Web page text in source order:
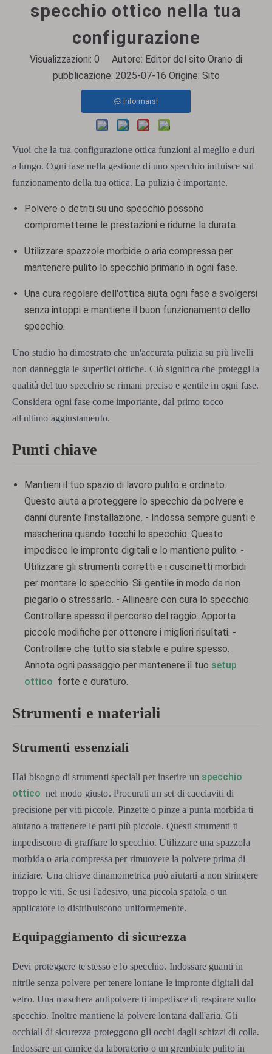
specchio ottico nella tua
configurazione
Visualizzazioni: 0 Autore: Editor del sito Orario di
pubblicazione: 2025-07-16 Origine: Sito
Informarsi
Vuoi che la tua configurazione ottica funzioni al meglio e duri
a lungo. Ogni fase nella gestione di uno specchio influisce sul
funzionamento della tua ottica. La pulizia è importante.
Polvere o detriti su uno specchio possono
comprometterne le prestazioni e ridurne la durata.
Utilizzare spazzole morbide o aria compressa per
mantenere pulito lo specchio primario in ogni fase.
Una cura regolare dell'ottica aiuta ogni fase a svolgersi
senza intoppi e mantiene il buon funzionamento dello
specchio.
Uno studio ha dimostrato che un'accurata pulizia su più livelli
non danneggia le superfici ottiche. Ciò significa che proteggi la
qualità del tuo specchio se rimani preciso e gentile in ogni fase.
Considera ogni fase come importante, dal primo tocco
all'ultimo aggiustamento.
Punti chiave
Mantieni il tuo spazio di lavoro pulito e ordinato.
Questo aiuta a proteggere lo specchio da polvere e
danni durante l'installazione. - Indossa sempre guanti e
mascherina quando tocchi lo specchio. Questo
impedisce le impronte digitali e lo mantiene pulito. -
Utilizzare gli strumenti corretti e i cuscinetti morbidi
per montare lo specchio. Sii gentile in modo da non
piegarlo o stressarlo. - Allineare con cura lo specchio.
Controllare spesso il percorso del raggio. Apporta
piccole modifiche per ottenere i migliori risultati. -
Controllare che tutto sia stabile e pulire spesso.
Annota ogni passaggio per mantenere il tuo setup
ottico forte e duraturo.
Strumenti e materiali
Strumenti essenziali
Hai bisogno di strumenti speciali per inserire un specchio
ottico nel modo giusto. Procurati un set di cacciaviti di
precisione per viti piccole. Pinzette o pinze a punta morbida ti
aiutano a trattenere le parti più piccole. Questi strumenti ti
impediscono di graffiare lo specchio. Utilizzare una spazzola
morbida o aria compressa per rimuovere la polvere prima di
iniziare. Una chiave dinamometrica può aiutarti a non stringere
troppo le viti. Se usi l'adesivo, una piccola spatola o un
applicatore lo distribuiscono uniformemente.
Equipaggiamento di sicurezza
Devi proteggere te stesso e lo specchio. Indossare guanti in
nitrile senza polvere per tenere lontane le impronte digitali dal
vetro. Una maschera antipolvere ti impedisce di respirare sullo
specchio. Inoltre mantiene la polvere lontana dall'aria. Gli
occhiali di sicurezza proteggono gli occhi dagli schizzi di colla.
Indossare un camice da laboratorio o un grembiule pulito in